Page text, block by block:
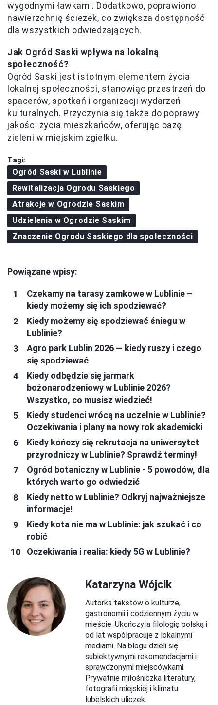
wygodnymi ławkami. Dodatkowo, poprawiono
nawierzchnię ścieżek, co zwiększa dostępność
dla wszystkich odwiedzających.
Jak Ogród Saski wpływa na lokalną
społeczność?
Ogród Saski jest istotnym elementem życia
lokalnej społeczności, stanowiąc przestrzeń do
spacerów, spotkań i organizacji wydarzeń
kulturalnych. Przyczynia się także do poprawy
jakości życia mieszkańców, oferując oazę
zieleni w miejskim zgiełku.
Tagi:
Ogród Saski w Lublinie
Rewitalizacja Ogrodu Saskiego
Atrakcje w Ogrodzie Saskim
Udzielenia w Ogrodzie Saskim
Znaczenie Ogrodu Saskiego dla społeczności
Powiązane wpisy:
Czekamy na tarasy zamkowe w Lublinie –
kiedy możemy się ich spodziewać?
Kiedy możemy się spodziewać śniegu w
Lublinie?
Agro park Lublin 2026 — kiedy ruszy i czego
się spodziewać
Kiedy odbędzie się jarmark
bożonarodzeniowy w Lublinie 2026?
Wszystko, co musisz wiedzieć!
Kiedy studenci wrócą na uczelnie w Lublinie?
Oczekiwania i plany na nowy rok akademicki
Kiedy kończy się rekrutacja na uniwersytet
przyrodniczy w Lublinie? Sprawdź terminy!
Ogród botaniczny w Lublinie - 5 powodów, dla
których warto go odwiedzić
Kiedy netto w Lublinie? Odkryj najważniejsze
informacje!
Kiedy kota nie ma w Lublinie: jak szukać i co
robić
Oczekiwania i realia: kiedy 5G w Lublinie?
Katarzyna Wójcik
Autorka tekstów o kulturze,
gastronomii i codziennym życiu w
mieście. Ukończyła filologię polską i
od lat współpracuje z lokalnymi
mediami. Na blogu dzieli się
subiektywnymi rekomendacjami i
sprawdzonymi miejscówkami.
Prywatnie miłośniczka literatury,
fotografii miejskiej i klimatu
lubelskich uliczek.